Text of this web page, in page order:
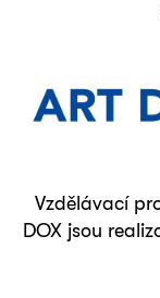
Vzdělávací
DOX jsou